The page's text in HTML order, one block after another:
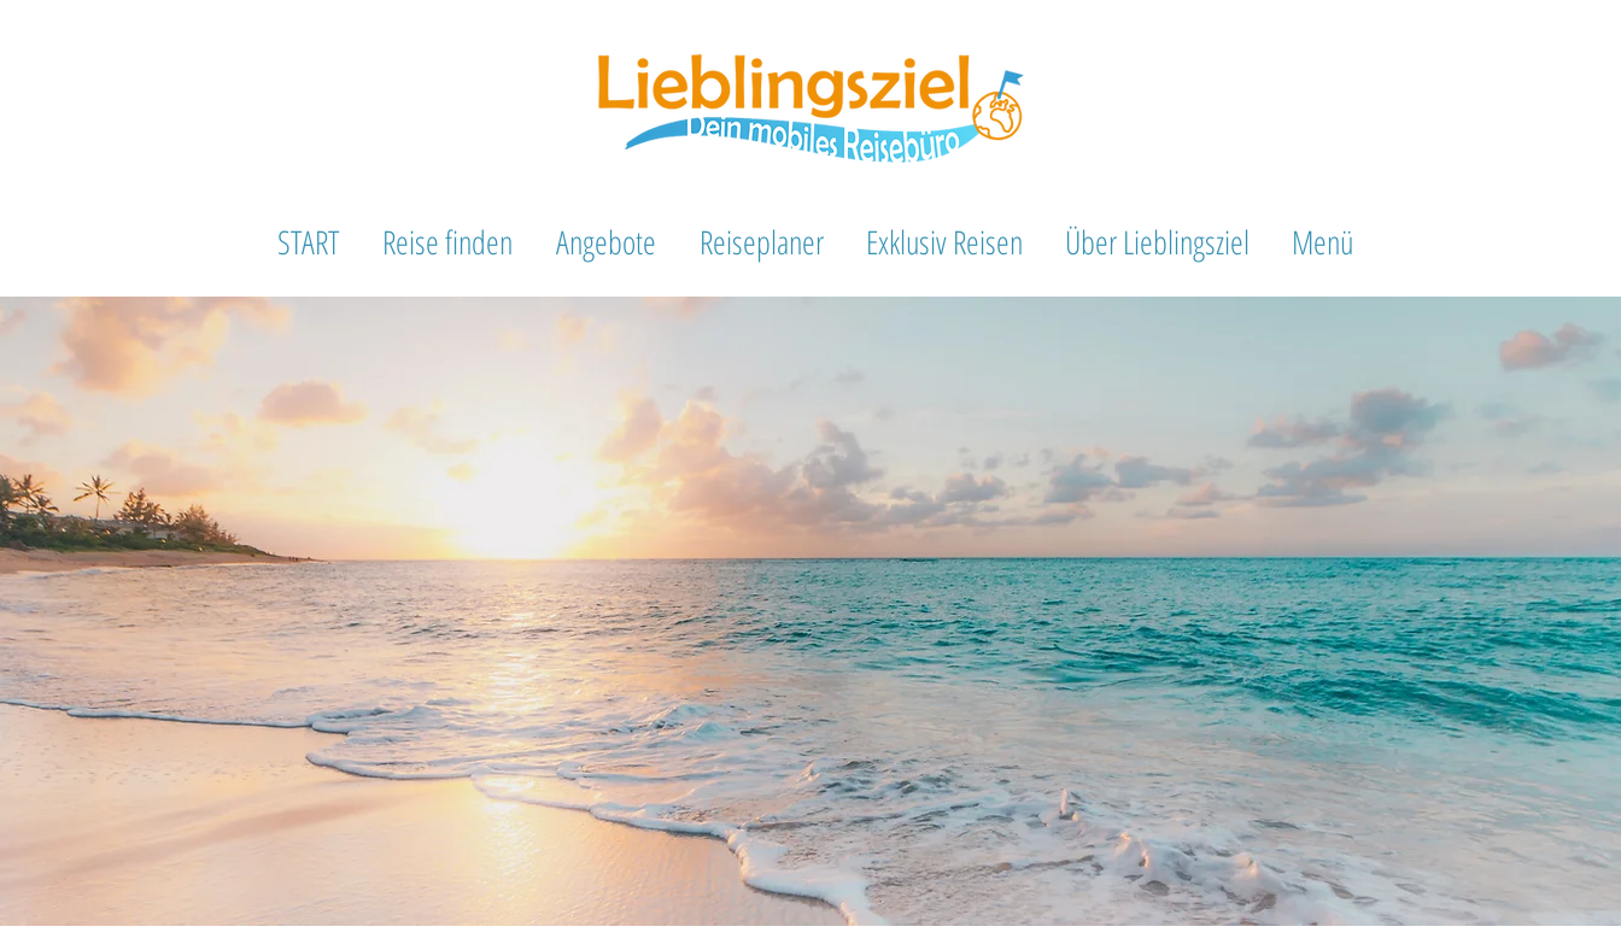
START Reise finden Angebote Reiseplaner Exklusiv Reisen Über Lieblingsziel Menü